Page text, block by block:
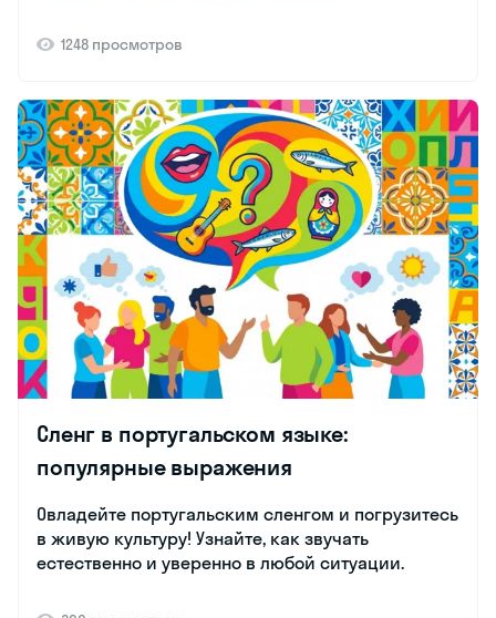
1248 просмотров
Сленг в португальском языке:
популярные выражения
Овладейте португальским сленгом и погрузитесь
в живую культуру! Узнайте, как звучать
естественно и уверенно в любой ситуации.